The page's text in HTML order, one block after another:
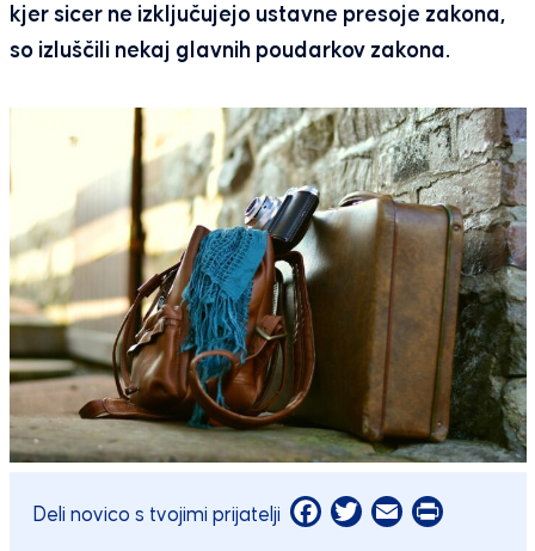
kjer sicer ne izključujejo ustavne presoje zakona,
so izluščili nekaj glavnih poudarkov zakona.
Deli novico s tvojimi prijatelji Facebook
Twitter
EmailPrint